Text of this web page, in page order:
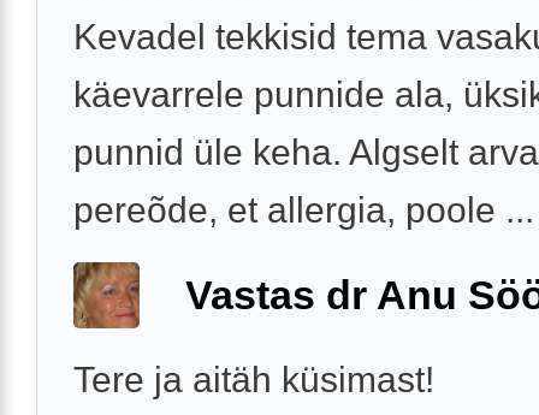
Kevadel tekkisid tema
käevarrele punnide ala,
punnid üle keha. Algselt
pereõde, et allergia, poole ...
Vastas dr Anu
Tere ja aitäh küsimast!